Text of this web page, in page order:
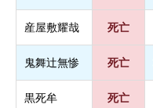
産屋敷耀哉 死亡
鬼舞辻無惨 死亡
黒死牟 死亡